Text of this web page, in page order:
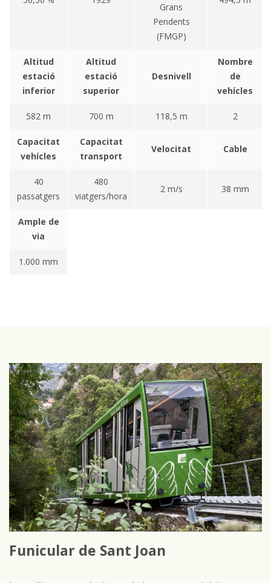
Grans
Pendents
(FMGP)
Altitud
estació
inferior
Altitud
estació
superior
Desnivell
Nombre
de
vehícles
582 m 700 m 118,5 m 2
Capacitat
vehícles
Capacitat
transport
Velocitat Cable
40
passatgers
480
viatgers/hora
2 m/s 38 mm
Ample de
via
1.000 mm
Funicular de Sant Joan